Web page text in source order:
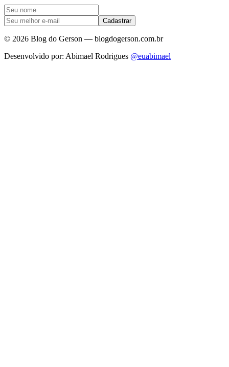
Cadastrar
© 2026 Blog do Gerson — blogdogerson.com.br
Desenvolvido por: Abimael Rodrigues @euabimael